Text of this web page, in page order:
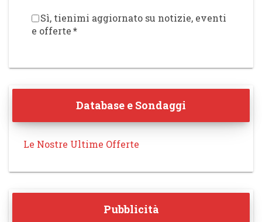
Sì, tienimi aggiornato su notizie, eventi
e offerte*
Database e Sondaggi
Le Nostre Ultime Offerte
Pubblicità